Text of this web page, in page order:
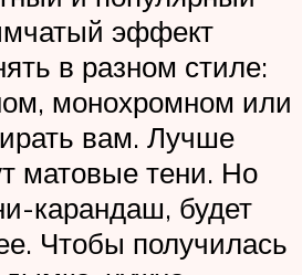
эффект
в разном стиле:
монохромном или
вам. Лучше
матовые тени. Но
карандаш, будет
Чтобы получилась